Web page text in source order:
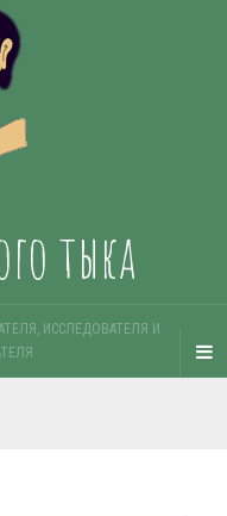
тыка
ИССЛЕДОВАТЕЛЯ И